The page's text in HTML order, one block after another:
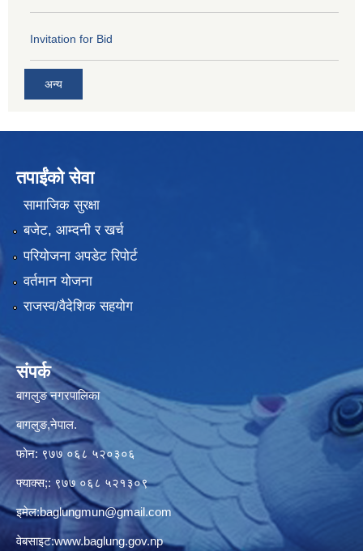
Invitation for Bid
अन्य
तपाईंको सेवा
सामाजिक सुरक्षा
बजेट, आम्दनी र खर्च
परियोजना अपडेट रिपोर्ट
वर्तमान योजना
राजस्व/वैदेशिक सहयोग
संपर्क
बागलुङ नगरपालिका
बागलुङ,नेपाल.
फोन: ९७७ ०६८ ५२०३०६
फ्याक्स;: ९७७ ०६८ ५२१३०९
इमेल:baglungmun@gmail.com
वेबसाइट:www.baglung.gov.np